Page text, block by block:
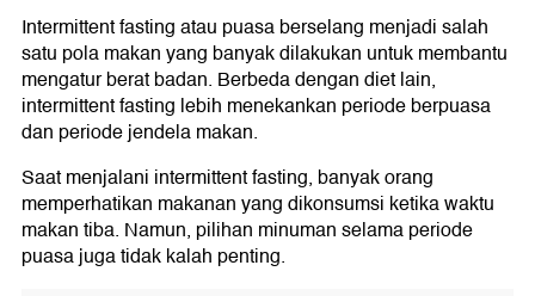
Intermittent fasting atau puasa berselang menjadi salah
satu pola makan yang banyak dilakukan untuk membantu
mengatur berat badan. Berbeda dengan diet lain,
intermittent fasting lebih menekankan periode berpuasa
dan periode jendela makan.
Saat menjalani intermittent fasting, banyak orang
memperhatikan makanan yang dikonsumsi ketika waktu
makan tiba. Namun, pilihan minuman selama periode
puasa juga tidak kalah penting.